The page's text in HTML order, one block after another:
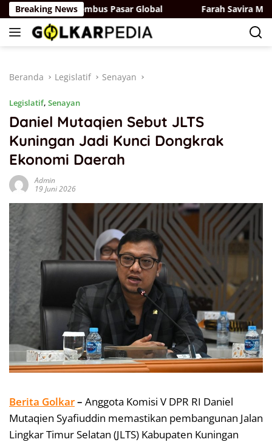
Langsung
ke
konten
Breaking News
Tembus Pasar Global Farah Savira Minta
Beranda Legislatif Senayan
Legislatif, Senayan
Daniel Mutaqien Sebut JLTS
Kuningan Jadi Kunci Dongkrak
Ekonomi Daerah
Admin
19 Juni 2026
Berita Golkar– Anggota Komisi V DPR RI Daniel
Mutaqien Syafiuddin memastikan pembangunan Jalan
Lingkar Timur Selatan (JLTS) Kabupaten Kuningan